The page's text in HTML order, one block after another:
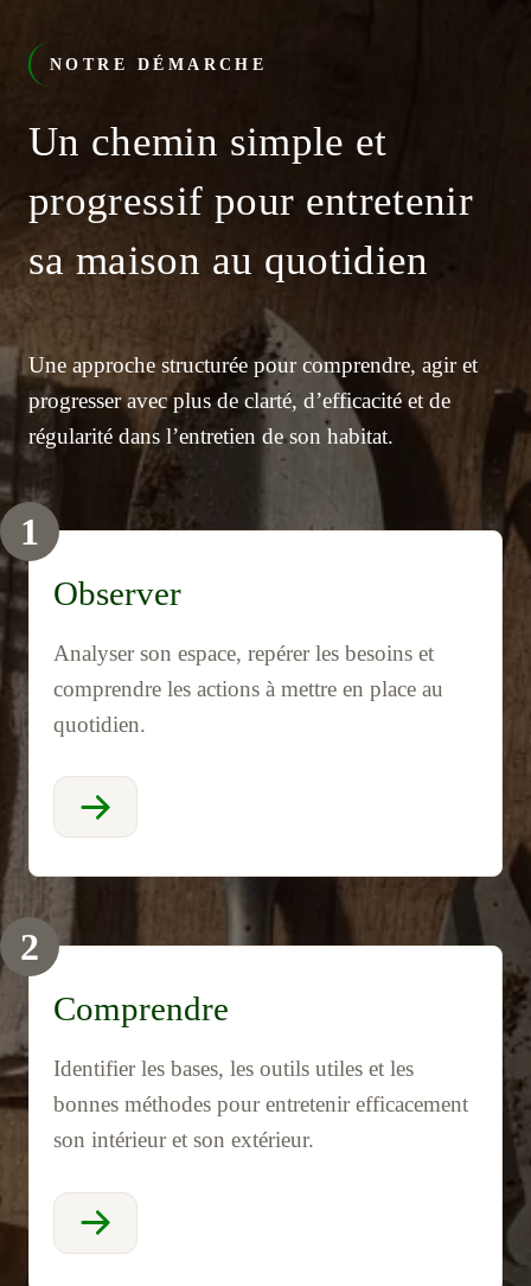
NOTRE DÉMARCHE
Un chemin simple et
progressif pour entretenir
sa maison au quotidien
Une approche structurée pour comprendre, agir et
progresser avec plus de clarté, d’efficacité et de
régularité dans l’entretien de son habitat.
1
Observer
Analyser son espace, repérer les besoins et
comprendre les actions à mettre en place au
quotidien.
2
Comprendre
Identifier les bases, les outils utiles et les
bonnes méthodes pour entretenir efficacement
son intérieur et son extérieur.